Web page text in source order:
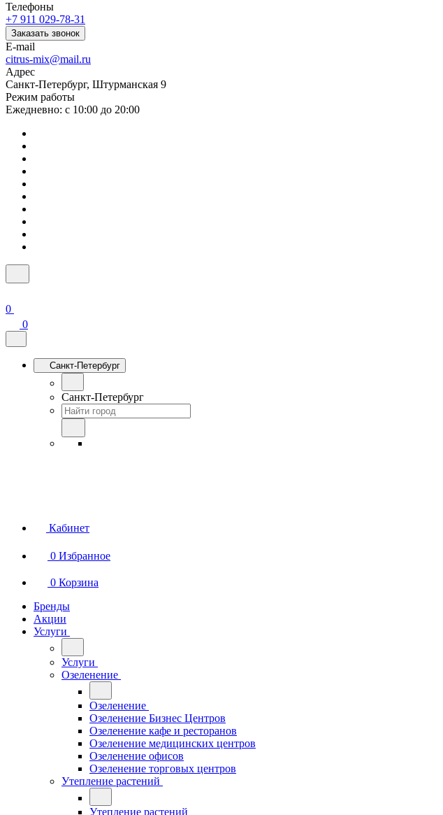
Телефоны
+7 911 029-78-31
Заказать звонок
E-mail
citrus-mix@mail.ru
Адрес
Санкт-Петербург, Штурманская 9
Режим работы
Ежедневно: с 10:00 до 20:00
0
0
Санкт-Петербург
Санкт-Петербург
Кабинет
0 Избранное
0 Корзина
Бренды
Акции
Услуги
Услуги
Озеленение
Озеленение
Озеленение Бизнес Центров
Озеленение кафе и ресторанов
Озеленение медицинских центров
Озеленение офисов
Озеленение торговых центров
Утепление растений
Утепление растений